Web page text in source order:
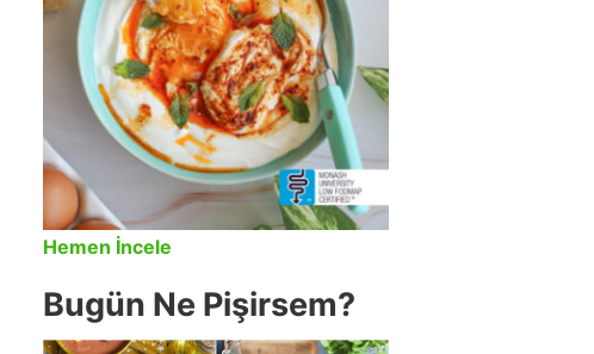
Hemen İncele
Bugün Ne Pişirsem?